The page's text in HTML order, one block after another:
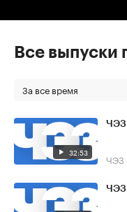
Все
За все время
32:53 ЧЭЗ